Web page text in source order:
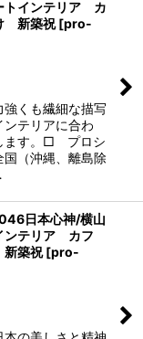
インテリア カ
新築祝 [pro-
くも繊細な描写
テリアに合わ
ます。□ プロシ
（沖縄、離島除
日本心神/横山
テリア カフ
築祝 [pro-